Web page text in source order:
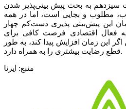
سیزدهم به بحث پیش بینی‌پذیر شدن
مطلوب و بجایی است، اما در همه
این پیش‌بینی پذیری دست‌کم چهار
فعال اقتصادی فرصت کافی برای
این زمان افزایش پیدا کند، به طور
قطع رضایت بیشتری را به همراه دارد.
منبع: ایرنا